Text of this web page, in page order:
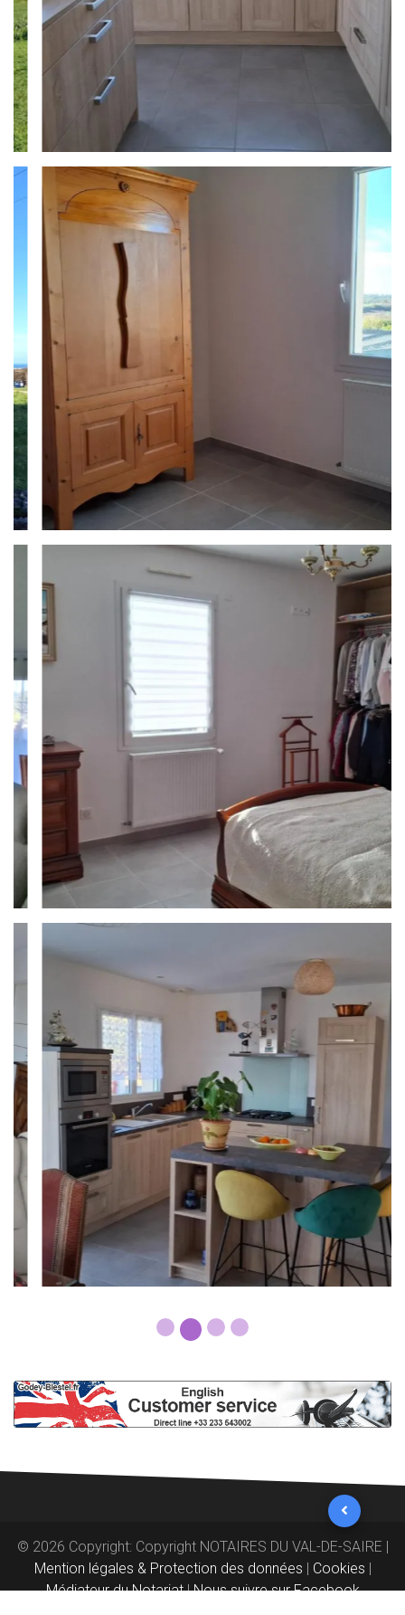
© 2026 Copyright: Copyright NOTAIRES DU VAL-DE-SAIRE |
Mention légales & Protection des données | Cookies |
Médiateur du Notariat|Nous suivre sur Facebook